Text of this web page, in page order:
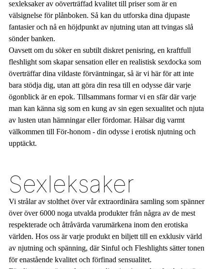
sexleksaker av oöverträffad kvalitet till priser som är en
välsignelse för plånboken. Så kan du utforska dina djupaste
fantasier och nå en höjdpunkt av njutning utan att tvingas slå
sönder banken.
Oavsett om du söker en subtilt diskret penisring, en kraftfull
fleshlight som skapar sensation eller en realistisk sexdocka som
överträffar dina vildaste förväntningar, så är vi här för att inte
bara stödja dig, utan att göra din resa till en odysse där varje
ögonblick är en epok. Tillsammans formar vi en sfär där varje
man kan känna sig som en kung av sin egen sexualitet och njuta
av lusten utan hämningar eller fördomar. Hälsar dig varmt
välkommen till För-honom - din odysse i erotisk njutning och
upptäckt.
Sexleksaker
Vi strålar av stolthet över vår extraordinära samling som spänner
över över 6000 noga utvalda produkter från några av de mest
respekterade och åtråvärda varumärkena inom den erotiska
världen. Hos oss är varje produkt en biljett till en exklusiv värld
av njutning och spänning, där Sinful och Fleshlights sätter tonen
för enastående kvalitet och förfinad sensualitet.